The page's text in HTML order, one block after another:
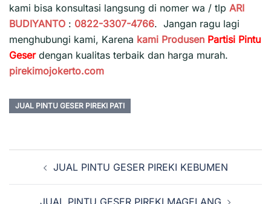
kami bisa konsultasi langsung di nomer wa / tlp ARI
BUDIYANTO : 0822-3307-4766. Jangan ragu lagi
menghubungi kami, Karena kami Produsen Partisi Pintu
Geser dengan kualitas terbaik dan harga murah.
pirekimojokerto.com
JUAL PINTU GESER PIREKI PATI
Navigasi
TulisanJUAL PINTU GESER PIREKI KEBUMEN
JUAL PINTU GESER PIREKI MAGELANG